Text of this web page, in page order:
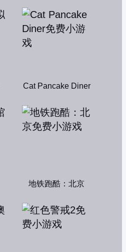
Cat Pancake Diner
地铁跑酷：北京